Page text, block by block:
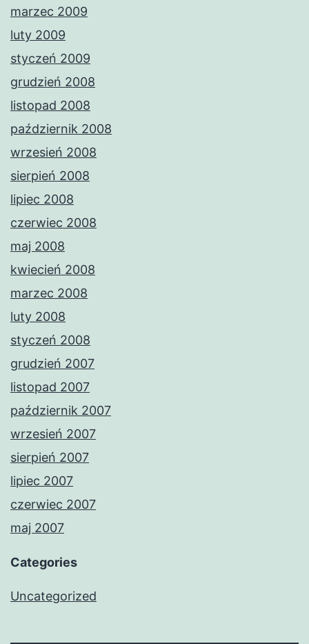
marzec 2009
luty 2009
styczeń 2009
grudzień 2008
listopad 2008
październik 2008
wrzesień 2008
sierpień 2008
lipiec 2008
czerwiec 2008
maj 2008
kwiecień 2008
marzec 2008
luty 2008
styczeń 2008
grudzień 2007
listopad 2007
październik 2007
wrzesień 2007
sierpień 2007
lipiec 2007
czerwiec 2007
maj 2007
Categories
Uncategorized